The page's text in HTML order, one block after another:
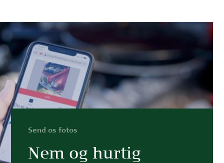
Send os fotos
Nem og hurtig